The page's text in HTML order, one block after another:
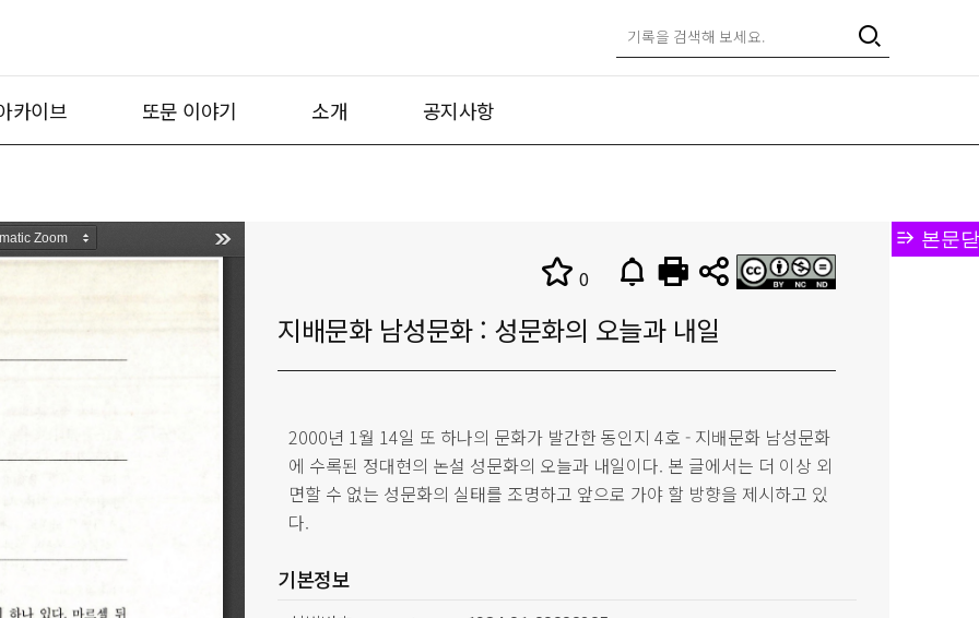
카이브 또문 이야기 소개 공지사항
본문
0
지배문화 남성문화 : 성문화의 오늘과 내일
2000년 1월 14일 또 하나의 문화가 발간한 동인지 4호 - 지배문화 남성문화
에 수록된 정대현의 논설 성문화의 오늘과 내일이다. 본 글에서는 더 이상 외
면할 수 없는 성문화의 실태를 조명하고 앞으로 가야 할 방향을 제시하고 있
다.
기본정보